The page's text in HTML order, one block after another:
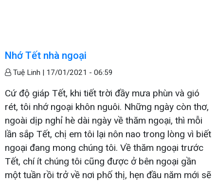
Nhớ Tết nhà ngoại
Tuệ Linh | 17/01/2021 - 06:59
Cứ độ giáp Tết, khi tiết trời đầy mưa phùn và gió
rét, tôi nhớ ngoại khôn nguôi. Những ngày còn thơ,
ngoài dịp nghỉ hè dài ngày về thăm ngoại, thì mỗi
lần sắp Tết, chị em tôi lại nôn nao trong lòng vì biết
ngoại đang mong chúng tôi. Về thăm ngoại trước
Tết, chí ít chúng tôi cũng được ở bên ngoại gần
một tuần rồi trở về nơi phố thị, hẹn đầu năm mới sẽ